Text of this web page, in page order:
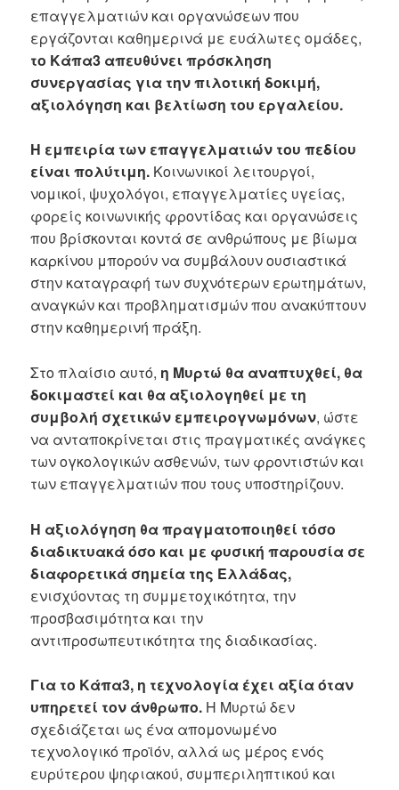
επαγγελματιών και οργανώσεων που
εργάζονται καθημερινά με ευάλωτες ομάδες,
το Κάπα3 απευθύνει πρόσκληση
συνεργασίας για την πιλοτική δοκιμή,
αξιολόγηση και βελτίωση του εργαλείου.
Η εμπειρία των επαγγελματιών του πεδίου
είναι πολύτιμη. Κοινωνικοί λειτουργοί,
νομικοί, ψυχολόγοι, επαγγελματίες υγείας,
φορείς κοινωνικής φροντίδας και οργανώσεις
που βρίσκονται κοντά σε ανθρώπους με βίωμα
καρκίνου μπορούν να συμβάλουν ουσιαστικά
στην καταγραφή των συχνότερων ερωτημάτων,
αναγκών και προβληματισμών που ανακύπτουν
στην καθημερινή πράξη.
Στο πλαίσιο αυτό, η Μυρτώ θα αναπτυχθεί, θα
δοκιμαστεί και θα αξιολογηθεί με τη
συμβολή σχετικών εμπειρογνωμόνων, ώστε
να ανταποκρίνεται στις πραγματικές ανάγκες
των ογκολογικών ασθενών, των φροντιστών και
των επαγγελματιών που τους υποστηρίζουν.
Η αξιολόγηση θα πραγματοποιηθεί τόσο
διαδικτυακά όσο και με φυσική παρουσία σε
διαφορετικά σημεία της Ελλάδας,
ενισχύοντας τη συμμετοχικότητα, την
προσβασιμότητα και την
αντιπροσωπευτικότητα της διαδικασίας.
Για το Κάπα3, η τεχνολογία έχει αξία όταν
υπηρετεί τον άνθρωπο. Η Μυρτώ δεν
σχεδιάζεται ως ένα απομονωμένο
τεχνολογικό προϊόν, αλλά ως μέρος ενός
ευρύτερου ψηφιακού, συμπεριληπτικού και